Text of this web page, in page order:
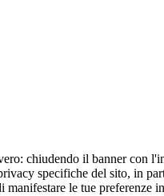
chiudendo il banner con
specifiche del sito, in
le tue preferenze